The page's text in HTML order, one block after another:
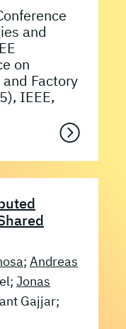
and
on
Factory
IEEE,
; Andreas
Jonas
Gajjar;